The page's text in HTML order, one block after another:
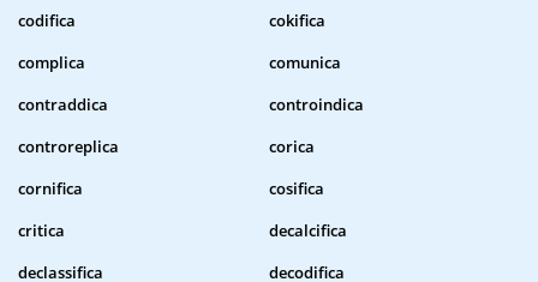
codifica
cokifica
complica
comunica
contraddica
controindica
controreplica
corica
cornifica
cosifica
critica
decalcifica
declassifica
decodifica